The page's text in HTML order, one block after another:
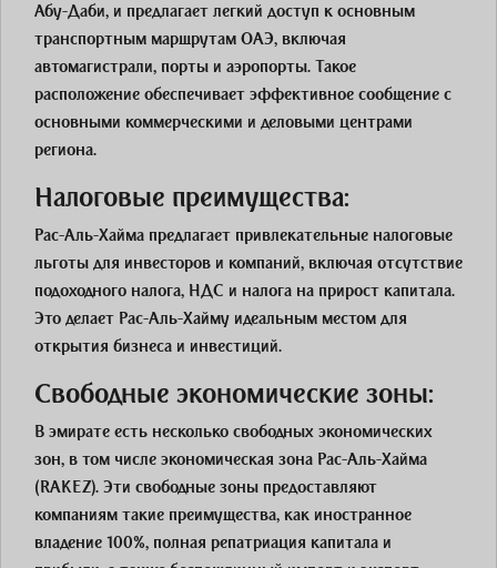
Абу-Даби, и предлагает легкий доступ к основным
транспортным маршрутам ОАЭ, включая
автомагистрали, порты и аэропорты. Такое
расположение обеспечивает эффективное сообщение с
основными коммерческими и деловыми центрами
региона.
Налоговые преимущества:
Рас-Аль-Хайма предлагает привлекательные налоговые
льготы для инвесторов и компаний, включая отсутствие
подоходного налога, НДС и налога на прирост капитала.
Это делает Рас-Аль-Хайму идеальным местом для
открытия бизнеса и инвестиций.
Свободные экономические зоны:
В эмирате есть несколько свободных экономических
зон, в том числе экономическая зона Рас-Аль-Хайма
(RAKEZ). Эти свободные зоны предоставляют
компаниям такие преимущества, как иностранное
владение 100%, полная репатриация капитала и